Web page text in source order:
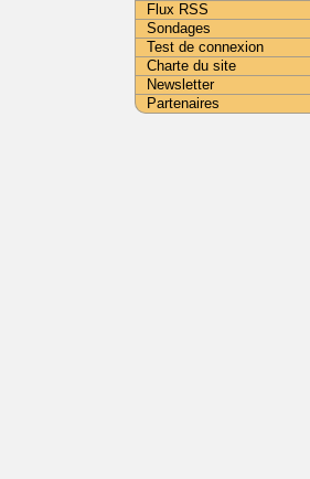
Flux RSS
Sondages
Test de connexion
Charte du site
Newsletter
Partenaires